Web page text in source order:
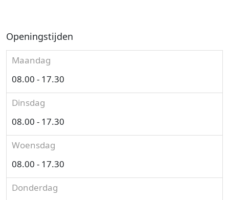
Openingstijden
Maandag
08.00 - 17.30
Dinsdag
08.00 - 17.30
Woensdag
08.00 - 17.30
Donderdag